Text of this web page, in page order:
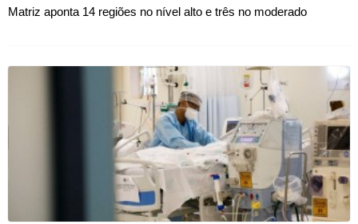
Matriz aponta 14 regiões no nível alto e três no moderado